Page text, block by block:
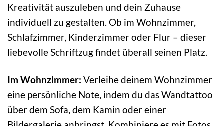
Kreativität auszuleben und dein Zuhause
individuell zu gestalten. Ob im Wohnzimmer,
Schlafzimmer, Kinderzimmer oder Flur – dieser
liebevolle Schriftzug findet überall seinen Platz.
Im Wohnzimmer: Verleihe deinem Wohnzimmer
eine persönliche Note, indem du das Wandtattoo
über dem Sofa, dem Kamin oder einer